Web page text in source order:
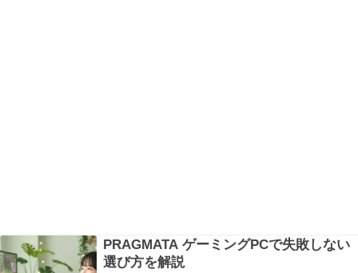
PRAGMATA ゲーミングPCで失敗しない
選び方を解説